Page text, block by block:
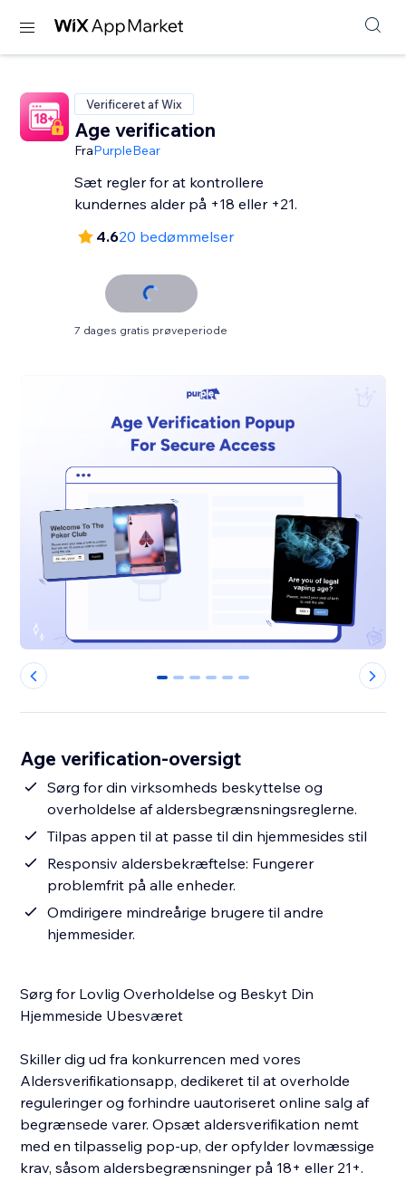
Verificeret af Wix
Age verification
FraPurpleBear
Sæt regler for at kontrollere
kundernes alder på +18 eller +21.
4.620 bedømmelser
7 dages gratis prøveperiode
0 1 2 3 4 5
Age verification-oversigt
Sørg for din virksomheds beskyttelse og
overholdelse af aldersbegrænsningsreglerne.
Tilpas appen til at passe til din hjemmesides stil
Responsiv aldersbekræftelse: Fungerer
problemfrit på alle enheder.
Omdirigere mindreårige brugere til andre
hjemmesider.
Sørg for Lovlig Overholdelse og Beskyt Din
Hjemmeside Ubesværet
Skiller dig ud fra konkurrencen med vores
Aldersverifikationsapp, dedikeret til at overholde
reguleringer og forhindre uautoriseret online salg af
begrænsede varer. Opsæt aldersverifikation nemt
med en tilpasselig pop-up, der opfylder lovmæssige
krav, såsom aldersbegrænsninger på 18+ eller 21+.